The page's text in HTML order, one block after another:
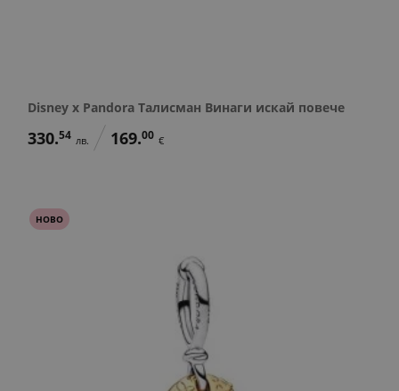
Disney x Pandora Талисман Винаги искай повече
330.54 лв. 169.00 €
НОВО